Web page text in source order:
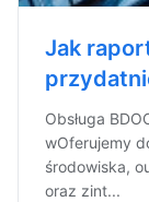
Jak
Obsługa
wOferujemy
środowiska,
oraz zint...